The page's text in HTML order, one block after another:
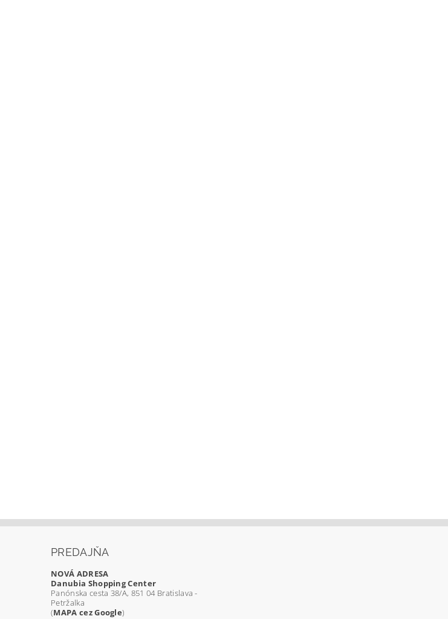
PREDAJŇA
NOVÁ ADRESA
Danubia Shopping Center
Panónska cesta 38/A, 851 04 Bratislava -
Petržalka
(MAPA cez Google)